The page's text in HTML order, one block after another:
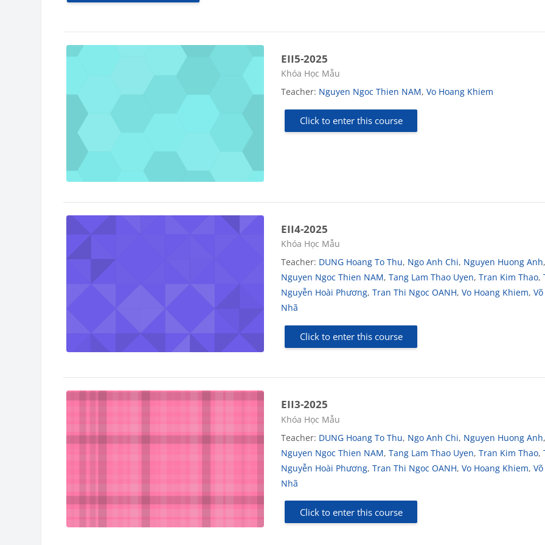
EII5-2025
Course category
Khóa Học Mẫu
Teacher: Nguyen Ngoc Thien NAM,Vo Hoang Khiem
Click to enter this course
EII4-2025
Course category
Khóa Học Mẫu
Teacher: DUNG Hoang To Thu, Ngo Anh Chi, Nguyen Huong Anh
Nguyen Ngoc Thien NAM,Tang Lam Thao Uyen,Tran Kim Thao,
Nguyễn Hoài Phương,Tran Thi Ngoc OANH,Vo Hoang Khiem,
Nhã
Click to enter this course
EII3-2025
Course category
Khóa Học Mẫu
Teacher: DUNG Hoang To Thu, Ngo Anh Chi, Nguyen Huong Anh
Nguyen Ngoc Thien NAM,Tang Lam Thao Uyen,Tran Kim Thao,
Nguyễn Hoài Phương,Tran Thi Ngoc OANH,Vo Hoang Khiem,
Nhã
Click to enter this course